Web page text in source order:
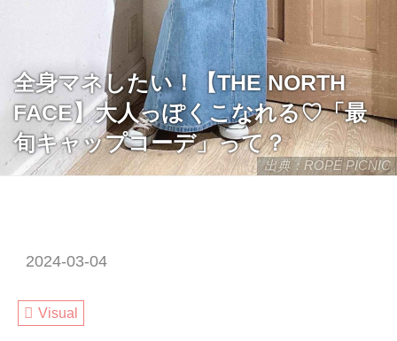
出典：ROPÉ PICNIC
全身マネしたい！【THE NORTH
FACE】大人っぽくこなれる♡「最
旬キャップコーデ」って？
2024-03-04
Visual